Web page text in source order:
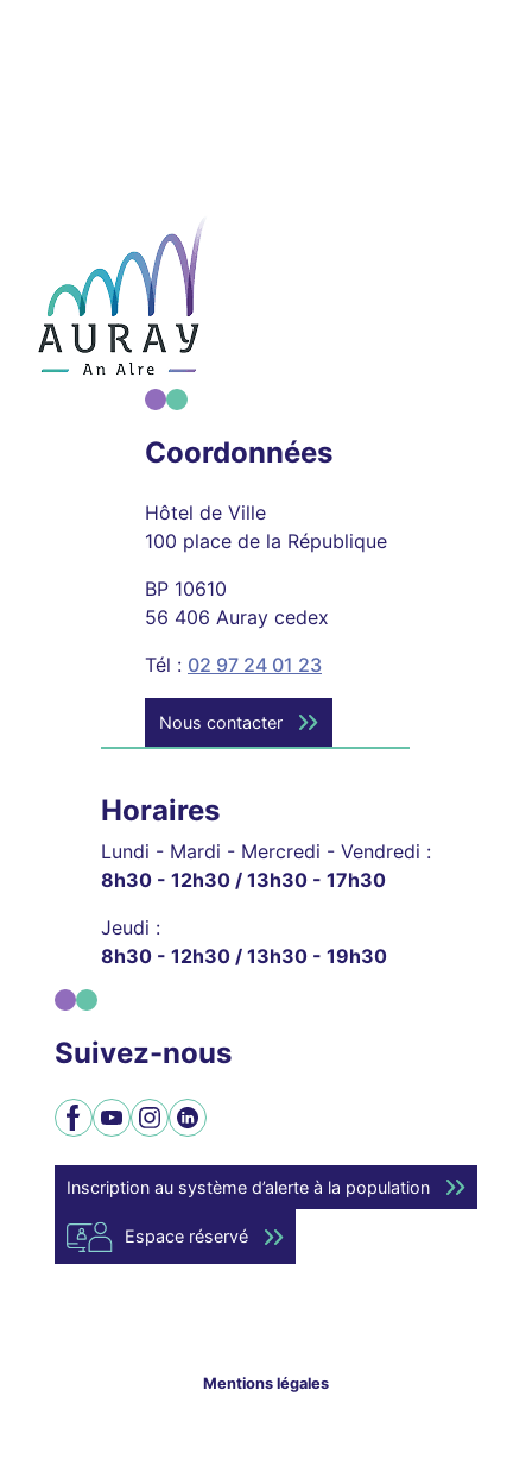
Coordonnées
Hôtel de Ville
100 place de la République
BP 10610
56 406 Auray cedex
Tél : 02 97 24 01 23
Nous contacter
Horaires
Lundi - Mardi - Mercredi - Vendredi :
8h30 - 12h30 / 13h30 - 17h30
Jeudi :
8h30 - 12h30 / 13h30 - 19h30
Suivez-nous
Facebook
YouTubeInstagram
LinkedIn
Inscription au système d’alerte à la population
Espace réservé
Mentions légales